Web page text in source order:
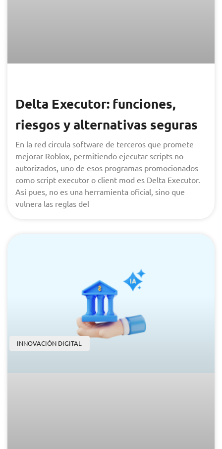
Delta Executor: funciones,
riesgos y alternativas seguras
En la red circula software de terceros que promete
mejorar Roblox, permitiendo ejecutar scripts no
autorizados, uno de esos programas promocionados
como script executor o client mod es Delta Executor.
Así pues, no es una herramienta oficial, sino que
vulnera las reglas del
INNOVACIÓN DIGITAL